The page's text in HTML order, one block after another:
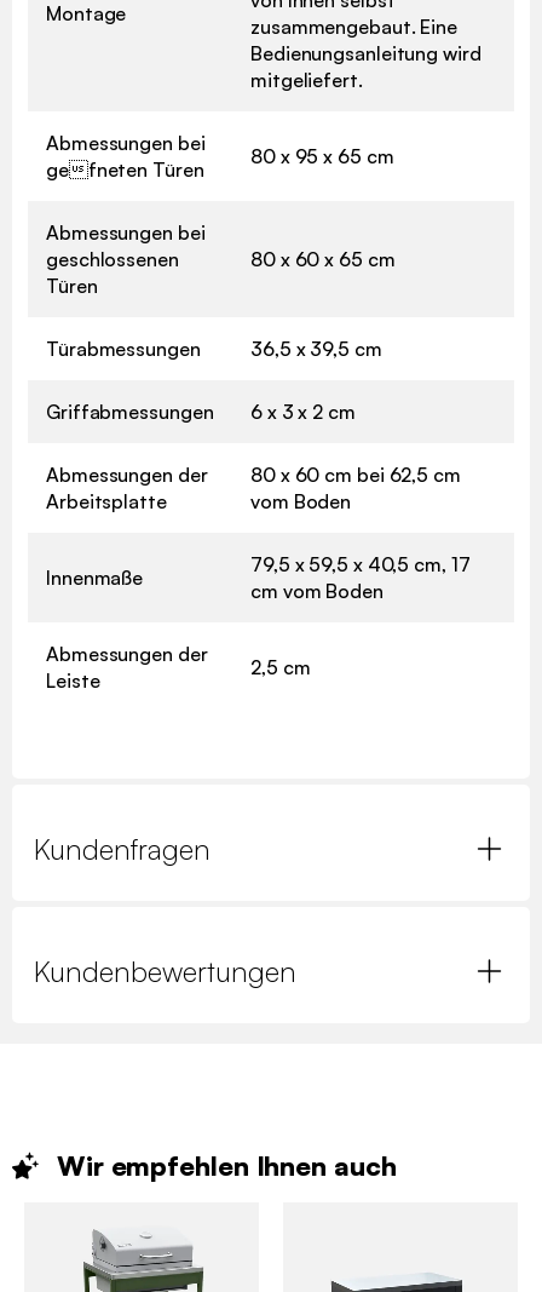
Montage
zusammengebaut. Eine
Bedienungsanleitung wird
mitgeliefert.
Abmessungen bei
gefneten Türen
80 x 95 x 65 cm
Abmessungen bei
geschlossenen
Türen
80 x 60 x 65 cm
Türabmessungen 36,5 x 39,5 cm
Griffabmessungen 6 x 3 x 2 cm
Abmessungen der
Arbeitsplatte
80 x 60 cm bei 62,5 cm
vom Boden
Innenmaße
79,5 x 59,5 x 40,5 cm, 17
cm vom Boden
Abmessungen der
Leiste
2,5 cm
Kundenfragen
Kundenbewertungen
Wir empfehlen Ihnen auch